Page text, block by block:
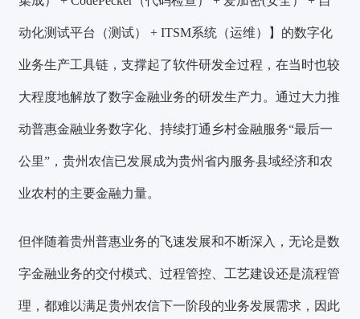
动化测试平台（测试） + ITSM系统（运维）】的数字化
业务生产工具链，支撑起了软件研发全过程，在当时也较
大程度地解放了数字金融业务的研发生产力。通过大力推
动普惠金融业务数字化、持续打通乡村金融服务“最后一
公里”，贵州农信已发展成为贵州省内服务县域经济和农
业农村的主要金融力量。
但伴随着贵州普惠业务的飞速发展和不断深入，无论是数
字金融业务的交付模式、过程管控、工艺建设还是流程管
理，都难以满足贵州农信下一阶段的业务发展需求，因此